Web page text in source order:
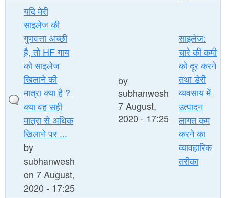
यदि मेरी
साइलेज की
गुणवत्ता अच्छी
है, तो HF गाय
को साइलेज
खिलाने की
मात्रा क्या है ?
क्या वह सही
मात्रा से अधिक
खिलाने पर ...
by
subhanwesh
on 7 August,
2020 - 17:25
by
subhanwesh
7 August,
2020 - 17:25
साइलेज:
चारे की कमी
को दूर करने
तथा डेरी
व्यवसाय में
उत्पादन
लागत कम
करने का
व्यावहारिक
तरीका